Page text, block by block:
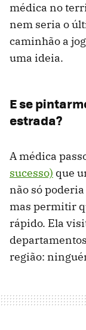
médica no
nem seria o
caminhão a
uma ideia.
E se
estrada?
A médica
sucesso) que
não só
mas permitir
rápido. Ela
região: